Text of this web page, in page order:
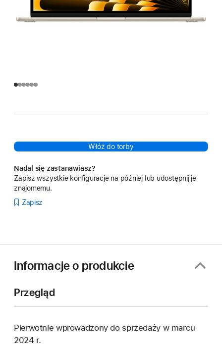
Włóż do torby
Nadal się zastanawiasz?
Zapisz wszystkie konfiguracje na później lub udostępnij je
znajomemu.
Zapisz
Informacje o produkcie
Przegląd
Pierwotnie wprowadzony do sprzedaży w marcu
2024 r.